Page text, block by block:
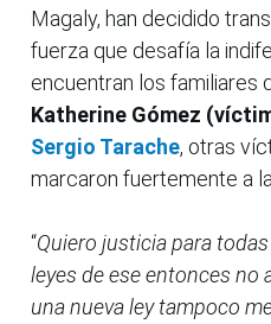
Magaly, han decidido
fuerza que desafía la
encuentran los familiares
Katherine Gómez
Sergio Tarache, otras
marcaron fuertemente a
“Quiero justicia para
leyes de ese entonces no
una nueva ley tampoco